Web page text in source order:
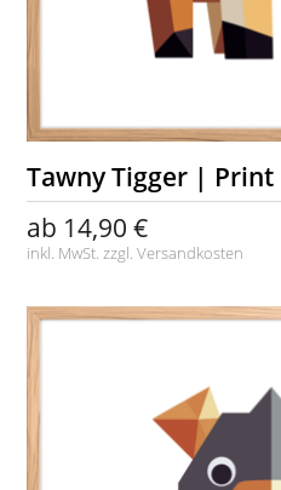
Tawny Tigger | Print
ab 14,90 €
inkl. MwSt. zzgl.Versandkosten